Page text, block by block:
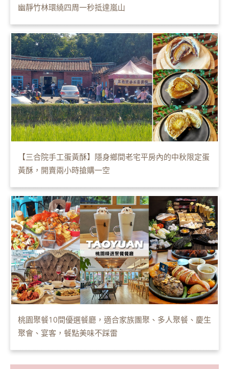
幽靜竹林環繞四周一秒抵達嵐山
【三合院手工蛋黃酥】隱身鄉間老宅平房內的中秋限定蛋
黃酥，開賣兩小時搶購一空
桃園聚餐10間優選餐廳，適合家族團聚、多人聚餐、慶生
聚會、宴客，餐點美味不踩雷